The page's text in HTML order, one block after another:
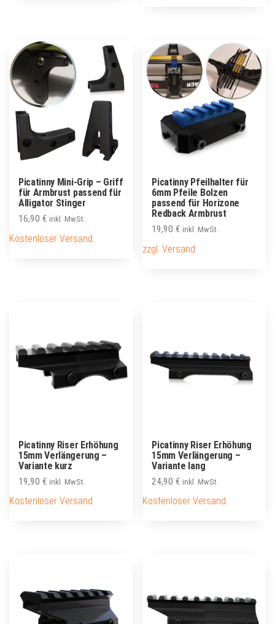
Picatinny Mini-Grip – Griff
für Armbrust passend für
Alligator Stinger
16,90 € inkl. MwSt.
Kostenloser Versand
Picatinny Pfeilhalter für
6mm Pfeile Bolzen
passend für Horizone
Redback Armbrust
19,90€ inkl. MwSt.
zzgl. Versand
Picatinny Riser Erhöhung
15mm Verlängerung –
Variante kurz
19,90 € inkl. MwSt.
Kostenloser Versand
Picatinny Riser Erhöhung
15mm Verlängerung –
Variante lang
24,90€ inkl. MwSt.
Kostenloser Versand